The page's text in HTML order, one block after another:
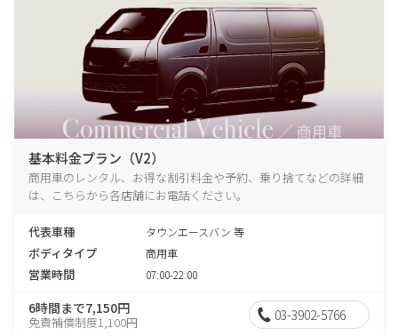
基本料金プラン（V2）
商用車のレンタル、お得な割引料金や予約、乗り捨てなどの詳細
は、こちらから各店舗にお電話ください。
代表車種 タウンエースバン 等
ボディタイプ 商用車
営業時間 07:00-22:00
6時間まで7,150円
免責補償制度1,100円 03-3902-5766